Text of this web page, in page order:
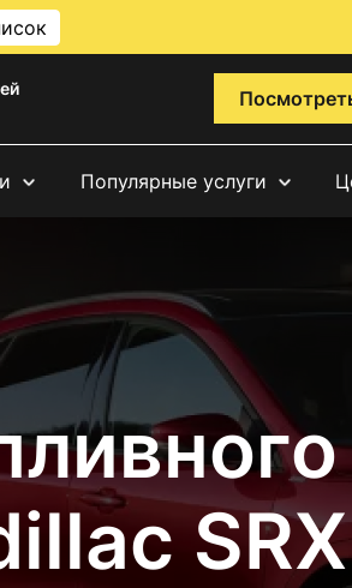
Популярные услуги
SRX